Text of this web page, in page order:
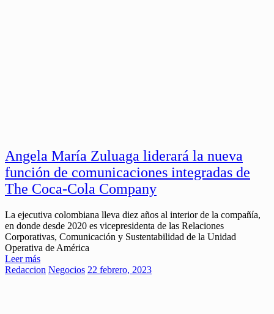
Angela María Zuluaga liderará la nueva
función de comunicaciones integradas de
The Coca-Cola Company
La ejecutiva colombiana lleva diez años al interior de la compañía,
en donde desde 2020 es vicepresidenta de las Relaciones
Corporativas, Comunicación y Sustentabilidad de la Unidad
Operativa de América
Leer más
Redaccion Negocios 22 febrero, 2023